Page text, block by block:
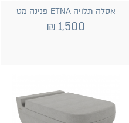
אסלה תלויה ETNA פנינה מט
1,500
₪